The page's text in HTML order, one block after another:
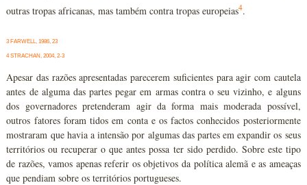
outras tropas africanas, mas também contra tropas europeias4.
3 FARWELL, 1986, 23
4 STRACHAN, 2004, 2-3
Apesar das razões apresentadas parecerem suficientes para agir com cautela
antes de alguma das partes pegar em armas contra o seu vizinho, e alguns
dos governadores pretenderam agir da forma mais moderada possível,
outros fatores foram tidos em conta e os factos conhecidos posteriormente
mostraram que havia a intensão por algumas das partes em expandir os seus
territórios ou recuperar o que antes possa ter sido perdido. Sobre este tipo
de razões, vamos apenas referir os objetivos da política alemã e as ameaças
que pendiam sobre os territórios portugueses.